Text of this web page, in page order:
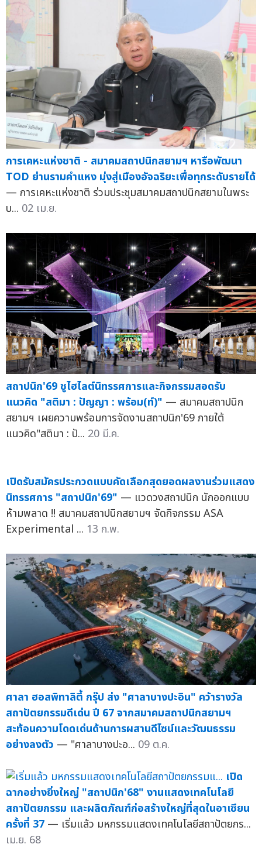
การเคหะแห่งชาติ - สมาคมสถาปนิกสยามฯ หารือพัฒนา
TOD ย่านรามคำแหง มุ่งสู่เมืองอัจฉริยะเพื่อทุกระดับรายได้
— การเคหะแห่งชาติ ร่วมประชุมสมาคมสถาปนิกสยามในพระ
บ... 02 เม.ย.
สถาปนิก'69 ชูไฮไลต์นิทรรศการและกิจกรรมสอดรับ
แนวคิด "สติมา : ปัญญา : พร้อม(ท์)" — สมาคมสถาปนิก
สยามฯ เผยความพร้อมการจัดงานสถาปนิก'69 ภายใต้
แนวคิด"สติมา : ปั... 20 มี.ค.
เปิดรับสมัครประกวดแบบคัดเลือกสุดยอดผลงานร่วมแสดง
นิทรรศการ "สถาปนิก'69" — แวดวงสถาปนิก นักออกแบบ
ห้ามพลาด !! สมาคมสถาปนิกสยามฯ จัดกิจกรรม ASA
Experimental ... 13 ก.พ.
ศาลา ฮอสพิทาลิตี้ กรุ๊ป ส่ง "ศาลาบางปะอิน" คว้ารางวัล
สถาปัตยกรรมดีเด่น ปี 67 จากสมาคมสถาปนิกสยามฯ
สะท้อนความโดดเด่นด้านการผสานดีไซน์และวัฒนธรรม
อย่างลงตัว — "ศาลาบางปะอ... 09 ต.ค.
เปิด
ฉากอย่างยิ่งใหญ่ "สถาปนิก'68" งานแสดงเทคโนโลยี
สถาปัตยกรรม และผลิตภัณฑ์ก่อสร้างใหญ่ที่สุดในอาเซียน
ครั้งที่ 37 — เริ่มแล้ว มหกรรมแสดงเทคโนโลยีสถาปัตยกร...
เม.ย. 68